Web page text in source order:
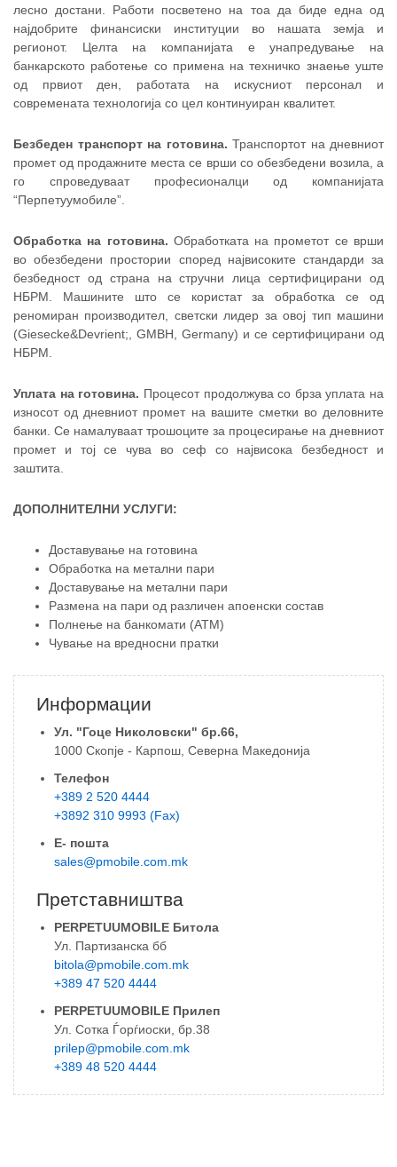
лесно достани. Работи посветено на тоа да биде една од
најдобрите финансиски институции во нашата земја и
регионот. Целта на компанијата е унапредување на
банкарското работење со примена на техничко знаење уште
од првиот ден, работата на искусниот персонал и
современата технологија со цел континуиран квалитет.
Безбеден транспорт на готовина. Транспортот на дневниот
промет од продажните места се врши со обезбедени возила, а
го спроведуваат професионалци од компанијата
“Перпетуумобиле”.
Обработка на готовина. Обработката на прометот се врши
во обезбедени простории според највисоките стандарди за
безбедност од страна на стручни лица сертифицирани од
НБРМ. Машините што се користат за обработка се од
реномиран производител, светски лидер за овој тип машини
(Giesecke&Devrient;, GMBH, Germany) и се сертифицирани од
НБРМ.
Уплата на готовина. Процесот продолжува со брза уплата на
износот од дневниот промет на вашите сметки во деловните
банки. Се намалуваат трошоците за процесирање на дневниот
промет и тој се чува во сеф со највисока безбедност и
заштита.
ДОПОЛНИТЕЛНИ УСЛУГИ:
Доставување на готовина
Обработка на метални пари
Доставување на метални пари
Размена на пари од различен апоенски состав
Полнење на банкомати (АТМ)
Чување на вредносни пратки
Информации
Ул. "Гоце Николовски" бр.66,
1000 Скопје - Карпош, Северна Македонија
Телефон
+389 2 520 4444
+3892 310 9993 (Fax)
Е- пошта
sales@pmobile.com.mk
Претставништва
PERPETUUMOBILE Битола
Ул. Партизанска бб
bitola@pmobile.com.mk
+389 47 520 4444
PERPETUUMOBILE Прилеп
Ул. Сотка Ѓорѓиоски, бр.38
prilep@pmobile.com.mk
+389 48 520 4444